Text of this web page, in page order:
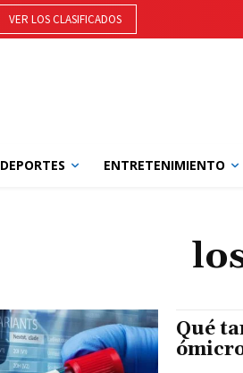
VER LOS CLASIFICADOS
DEPORTES ENTRETENIMIENTO
Qué